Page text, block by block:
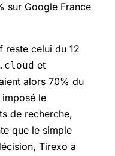
sur Google France
reste celui du 12
et
alors 70% du
imposé le
de recherche,
que le simple
Tirexo a